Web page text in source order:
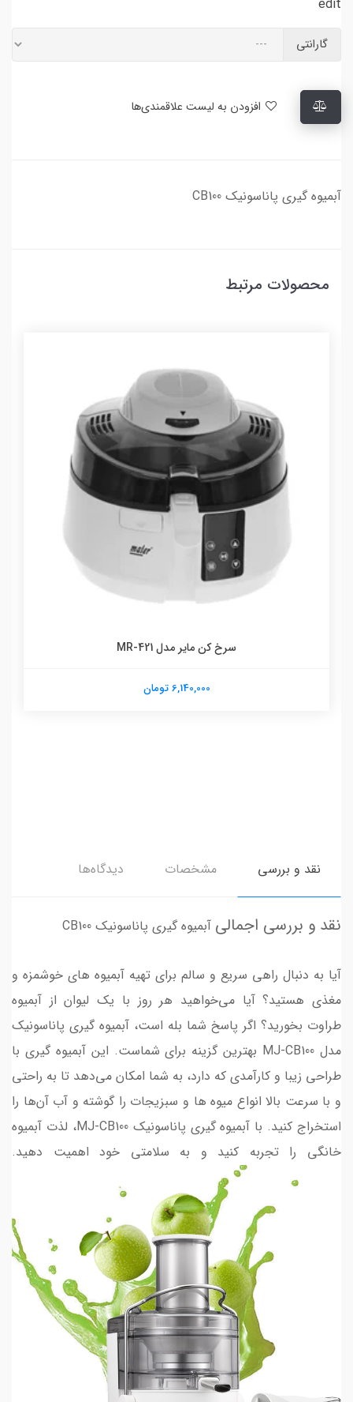
edit
گارانتی
آبمیوه گیری پاناسونیک CB100
محصولات مرتبط
بخارگر مایر مدل 706
6,140,000 تومان
نقد و بررسی مشخصات دیدگاه‌ها
نقد و بررسی اجمالی آبمیوه گیری پاناسونیک CB100
آیا به دنبال راهی سریع و سالم برای تهیه آبمیوه های خوشمزه و
مغذی هستید؟ آیا می‌خواهید هر روز با یک لیوان از آبمیوه
طراوت بخورید؟ اگر پاسخ شما بله است، آبمیوه گیری پاناسونیک
مدل MJ-CB100 بهترین گزینه برای شماست. این آبمیوه گیری با
طراحی زیبا و کارآمدی که دارد، به شما امکان می‌دهد تا به راحتی
و با سرعت بالا انواع میوه ها و سبزیجات را گوشته و آب آن‌ها را
استخراج کنید. با آبمیوه گیری پاناسونیک MJ-CB100، لذت آبمیوه
خانگی را تجربه کنید و به سلامتی خود اهمیت دهید.